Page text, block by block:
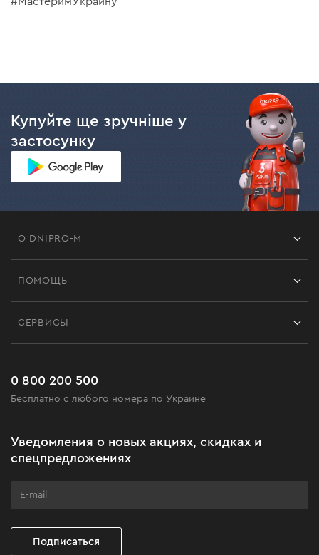
Купуйте ще зручніше у
застосунку
О DNIPRO-M
Черная пятница
Клуб мастерства
ПОМОЩЬ
Часто задаваемые вопросы
СЕРВИСЫ
0 800 200 500
Бесплатно с любого номера по Украине
Уведомления о новых акциях, скидках и
спецпредложениях
Подписаться